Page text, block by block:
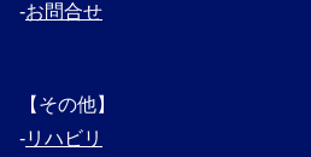
‐お問合せ
【その他】
‐リハビリ